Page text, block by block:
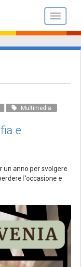
Toggle
Multimedia
e
un anno per svolgere
l'occasione e